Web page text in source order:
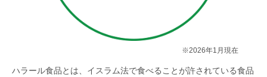
※2026年1月現在
ハラール食品とは、イスラム法で食べることが許されている食品